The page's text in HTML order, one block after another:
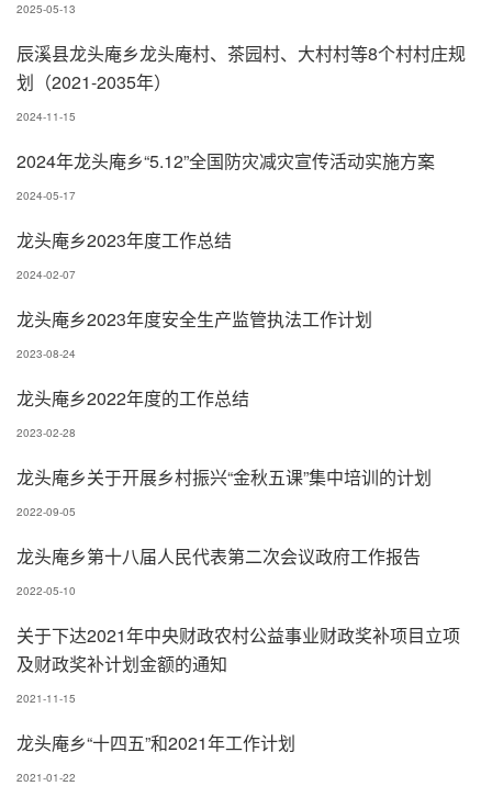
2025-05-13
辰溪县龙头庵乡龙头庵村、茶园村、大村村等8个村村庄规
划（2021-2035年）
2024-11-15
2024年龙头庵乡“5.12”全国防灾减灾宣传活动实施方案
2024-05-17
龙头庵乡2023年度工作总结
2024-02-07
龙头庵乡2023年度安全生产监管执法工作计划
2023-08-24
龙头庵乡2022年度的工作总结
2023-02-28
龙头庵乡关于开展乡村振兴“金秋五课”集中培训的计划
2022-09-05
龙头庵乡第十八届人民代表第二次会议政府工作报告
2022-05-10
关于下达2021年中央财政农村公益事业财政奖补项目立项
及财政奖补计划金额的通知
2021-11-15
龙头庵乡“十四五”和2021年工作计划
2021-01-22